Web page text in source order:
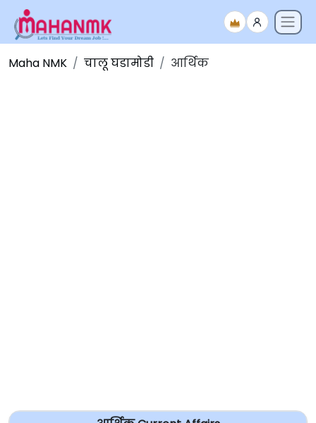
Maha NMK चालू घडामोडी आर्थिक